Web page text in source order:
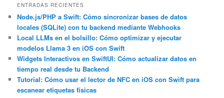
c
a
r
ENTRADAS RECIENTES
Node.js/PHP a Swift: Cómo sincronizar bases de datos
locales (SQLite) con tu backend mediante Webhooks
Local LLMs en el bolsillo: Cómo optimizar y ejecutar
modelos Llama 3 en iOS con Swift
Widgets Interactivos en SwiftUI: Cómo actualizar datos en
tiempo real desde tu Backend
Tutorial: Cómo usar el lector de NFC en iOS con Swift para
escanear etiquetas físicas